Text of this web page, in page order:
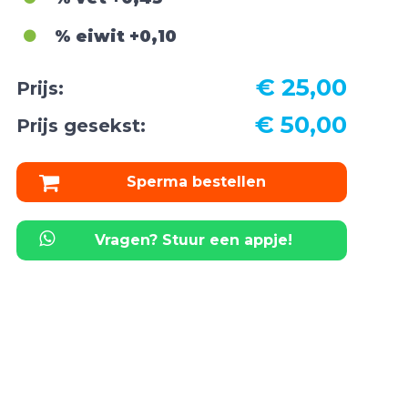
% eiwit+0,10
Prijs: € 25,00
Prijs gesekst: € 50,00
Sperma bestellen
Vragen? Stuur een appje!